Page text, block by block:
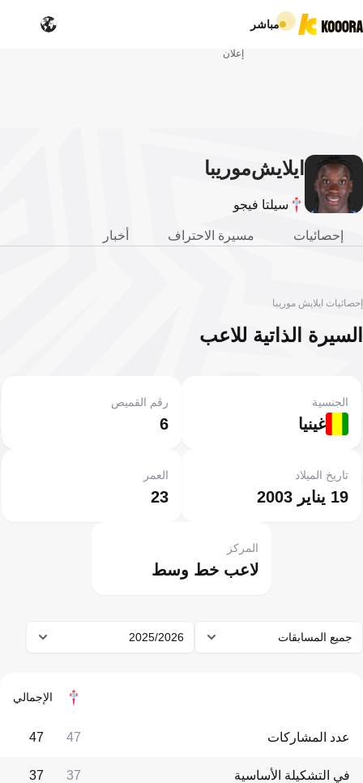
مباشر
إعلان
ايلايشموريبا
سيلتا فيجو
إحصائيات مسيرة الاحتراف أخبار
إحصائيات ايلايش موريبا
السيرة الذاتية للاعب
غينيا
الجنسية
6
رقم القميص
19 يناير 2003
تاريخ الميلاد
23
العمر
لاعب خط وسط
المركز
جميع المسابقات 2025/2026
الإجمالي
عدد المشاركات 47
47
في التشكيلة الأساسية 37
37